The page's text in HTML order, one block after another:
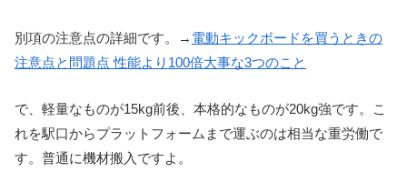
別項の注意点の詳細です。→ 電動キックボードを買うときの
注意点と問題点 性能より100倍大事な3つのこと
で、軽量なものが15kg前後、本格的なものが20kg強です。こ
れを駅口からプラットフォームまで運ぶのは相当な重労働で
す。普通に機材搬入ですよ。